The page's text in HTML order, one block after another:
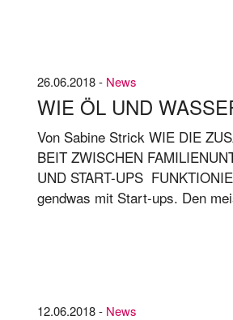
26.06.2018 - News
WIE ÖL UND
Von Sa­bi­ne Strick WIE DIE ZU­SAM­MEN­AR­
BEIT ZWI­SCHEN
UND START-UPS
gend­was mit Start-ups. Den
12.06.2018 - News